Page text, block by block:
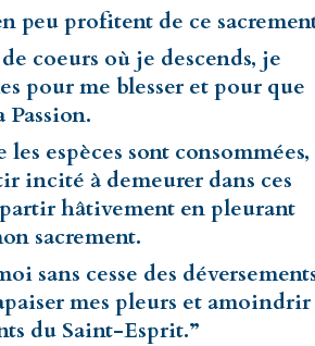
peu profitent de ce
coeurs où je descends, je
pour me blesser et pour que
Passion.
espèces sont consommées,
incité à demeurer dans ces
hâtivement en pleurant
sacrement.
sans cesse des
mes pleurs et amoindrir
du Saint-Esprit.”